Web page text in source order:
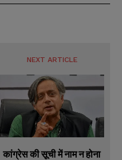
NEXT ARTICLE
कांग्रेस की सूची में नाम न होना